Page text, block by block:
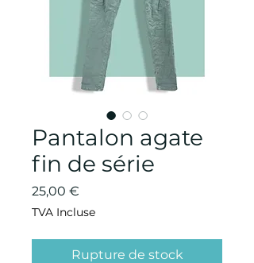
Pantalon agate
fin de série
25,00 €
TVA Incluse
Rupture de stock